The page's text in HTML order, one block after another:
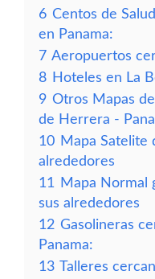
6 Centos de
en Panama:
7 Aeropuertos
8 Hoteles en La
9 Otros Mapas
de Herrera -
10 Mapa Satelite
alrededores
11
Mapa Normal
sus alrededores
12 Gasolineras
Panama:
13 Talleres